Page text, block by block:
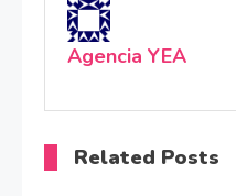
Agencia YEA
Related Posts